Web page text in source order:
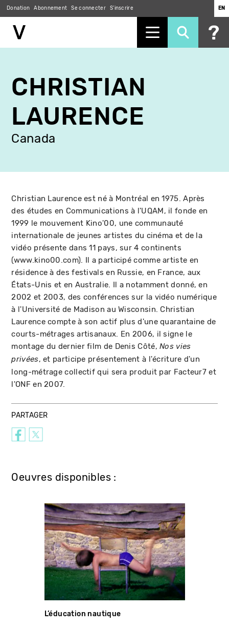
contenu
principal
Donation Abonnement Se connecter S'inscrire EN
CHRISTIAN
LAURENCE
Canada
Christian Laurence est né à Montréal en 1975. Après
des études en Communications à l'UQAM, il fonde en
1999 le mouvement Kino'00, une communauté
internationale de jeunes artistes du cinéma et de la
vidéo présente dans 11 pays, sur 4 continents
(www.kino00.com). Il a participé comme artiste en
résidence à des festivals en Russie, en France, aux
États-Unis et en Australie. Il a notamment donné, en
2002 et 2003, des conférences sur la vidéo numérique
à l'Université de Madison au Wisconsin. Christian
Laurence compte à son actif plus d'une quarantaine de
courts-métrages artisanaux. En 2006, il signe le
montage du dernier film de Denis Côté,Nos vies
privées, et participe présentement à l'écriture d'un
long-métrage collectif qui sera produit par Facteur7 et
l'ONF en 2007.
PARTAGER
Oeuvres disponibles :
L’éducation nautique